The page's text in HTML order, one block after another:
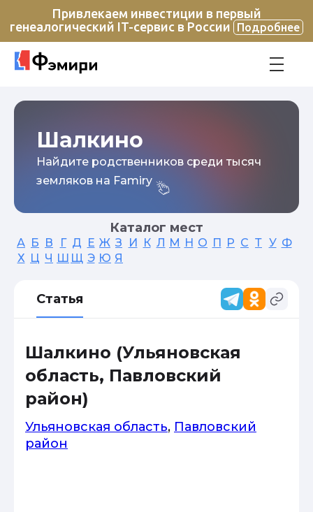
Привлекаем инвестиции в первый
генеалогический IT-сервис в России
Подробнее
Шалкино
Найдите родственников среди тысяч
земляков на Famiry
Каталог мест
А Б В Г Д Е Ж З И К Л М Н О П Р С Т У Ф
Х Ц Ч Ш Щ Э Ю Я
Статья
Шалкино (Ульяновская
область, Павловский
район)
Ульяновская область, Павловский
район